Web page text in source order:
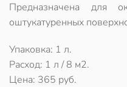
Предназначена для
оштукатуренных
Упаковка: 1 л.
Расход: 1 л / 8 м2.
Цена: 365 руб.